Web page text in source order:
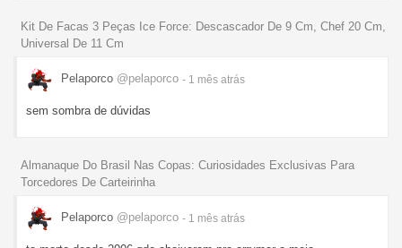
Kit De Facas 3 Peças Ice Force: Descascador De 9 Cm, Chef 20 Cm,
Universal De 11 Cm
Pelaporco @pelaporco - 1 mês atrás
sem sombra de dúvidas
Almanaque Do Brasil Nas Copas: Curiosidades Exclusivas Para
Torcedores De Carteirinha
Pelaporco @pelaporco - 1 mês atrás